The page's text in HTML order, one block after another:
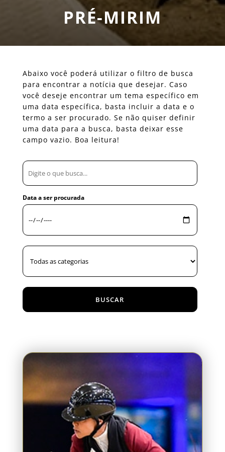
PRÉ-MIRIM
Abaixo você poderá utilizar o filtro de busca
para encontrar a notícia que desejar. Caso
você deseje encontrar um tema específico em
uma data específica, basta incluir a data e o
termo a ser procurado. Se não quiser definir
uma data para a busca, basta deixar esse
campo vazio. Boa leitura!